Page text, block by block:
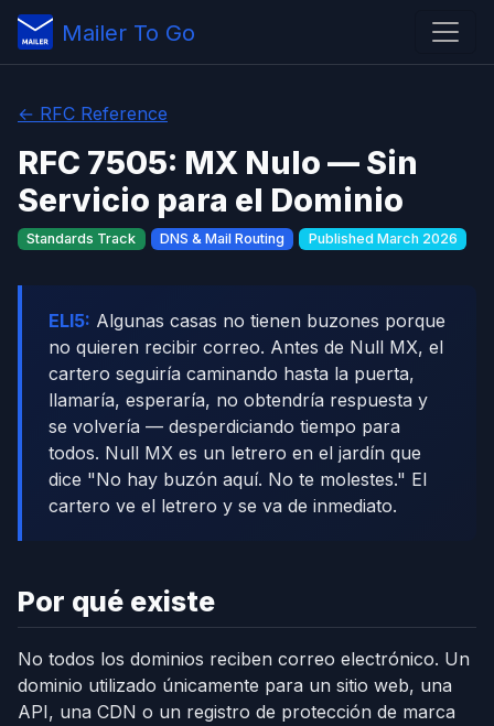
Mailer To Go
← RFC Reference
RFC 7505: MX Nulo — Sin
Servicio para el Dominio
Standards Track DNS & Mail Routing Published March 2026
ELI5: Algunas casas no tienen buzones porque
no quieren recibir correo. Antes de Null MX, el
cartero seguiría caminando hasta la puerta,
llamaría, esperaría, no obtendría respuesta y
se volvería — desperdiciando tiempo para
todos. Null MX es un letrero en el jardín que
dice "No hay buzón aquí. No te molestes." El
cartero ve el letrero y se va de inmediato.
Por qué existe
No todos los dominios reciben correo electrónico. Un
dominio utilizado únicamente para un sitio web, una
API, una CDN o un registro de protección de marca